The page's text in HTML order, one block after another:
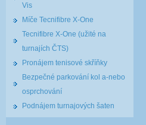
Vis
Míče Tecnifibre X-One
Tecnifibre X-One (užité na
turnajích ČTS)
Pronájem tenisové skříňky
Bezpečné parkování kol a-nebo
osprchování
Podnájem turnajových šaten